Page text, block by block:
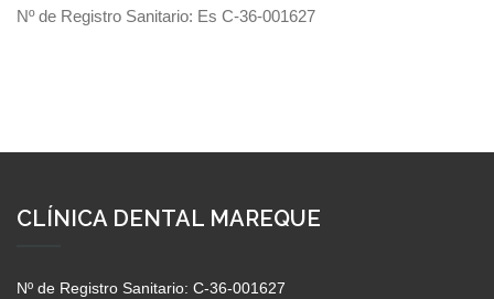
Nº de Registro Sanitario: Es C-36-001627
CLÍNICA DENTAL MAREQUE
Nº de Registro Sanitario: C-36-001627